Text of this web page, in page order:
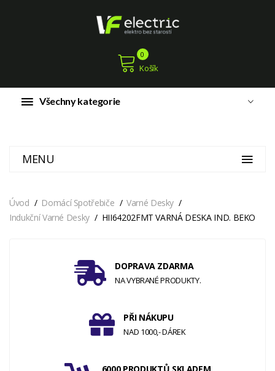
Košík
0
Všechny kategorie
MENU
Úvod Domácí Spotřebiče
Varné Desky
Indukční Varné Desky
HII64202FMT VARNÁ DESKA IND. BEKO
DOPRAVA ZDARMA
NA VYBRANÉ PRODUKTY.
PŘI NÁKUPU
NAD 1000,- DÁREK